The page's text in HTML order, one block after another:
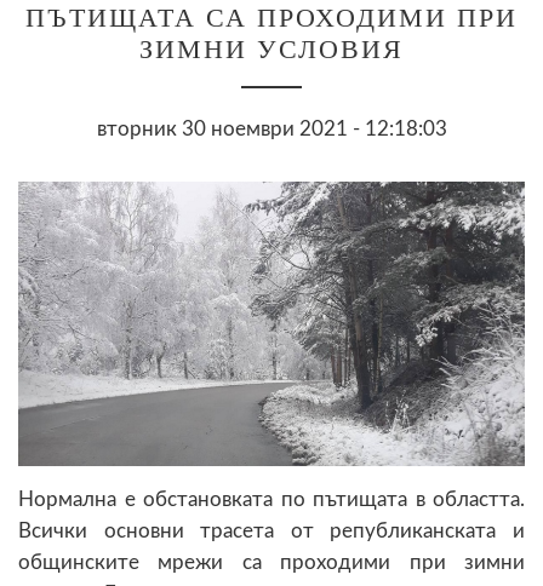
ПЪТИЩАТА СА ПРОХОДИМИ ПРИ
ЗИМНИ УСЛОВИЯ
вторник 30 ноември 2021 - 12:18:03
Нормална е обстановката по пътищата в областта.
Всички основни трасета от републиканската и
общинските мрежи са проходими при зимни